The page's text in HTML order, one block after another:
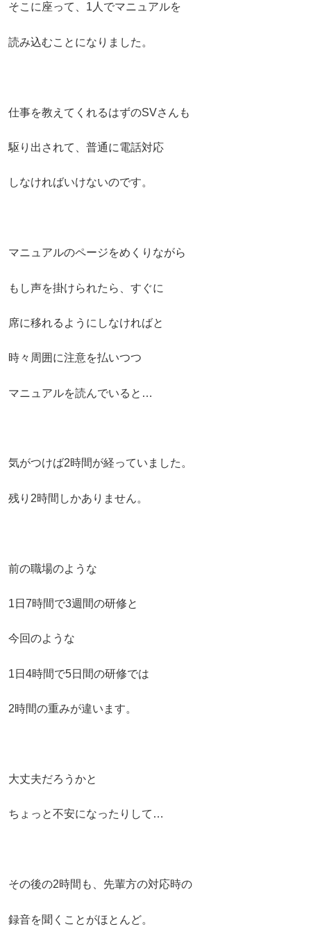
そこに座って、 1 人でマニュアルを
読み込むことになりました。
仕事を教えてくれるはずのSVさんも
駆り出されて、 普通に電話対応
しなければいけないのです。
マニュアルのページをめくりながら
もし声を掛けられたら、 すぐに
席に移れるようにしなければと
時々周囲に注意を払いつつ
マニュアルを読んでいると …
気がつけば2時間が経っていました。
残り 2時間しかありません。
前の職場のような
1 日 7時間で3週間の研修と
今回のような
1 日 4時間で5日間の研修では
2時間の重みが違います。
大丈夫だろうかと
ちょっと不安になったりして …
その後の2時間も、先輩方の対応時の
録音を聞くことがほとんど。